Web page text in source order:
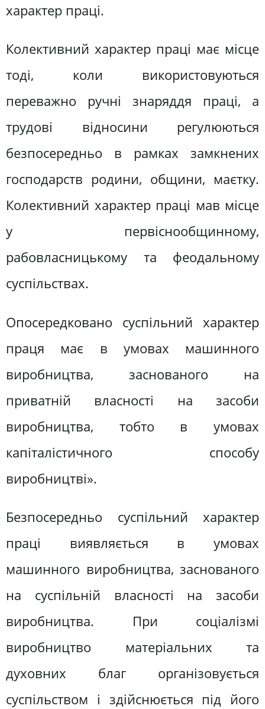
характер праці.
Колективний характер праці має місце
тоді, коли використовуються
переважно ручні знаряддя праці, а
трудові відносини регулюються
безпосередньо в рамках замкнених
господарств родини, общини, маєтку.
Колективний характер праці мав місце
у первіснообщинному,
рабовласницькому та феодальному
суспільствах.
Опосередковано суспільний характер
праця має в умовах машинного
виробництва, заснованого на
приватній власності на засоби
виробництва, тобто в умовах
капіталістичного способу
виробництві».
Безпосередньо суспільний характер
праці виявляється в умовах
машинного виробництва, заснованого
на суспільній власності на засоби
виробництва. При соціалізмі
виробництво матеріальних та
духовних благ організовується
суспільством і здійснюється під його